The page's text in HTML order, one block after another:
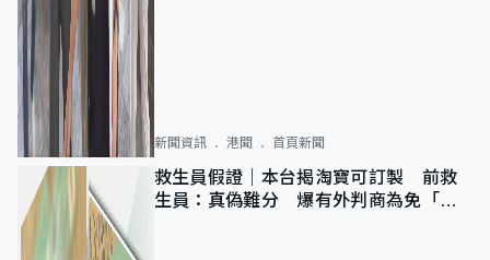
新聞資訊 港聞 首頁新聞
救生員假證｜本台揭淘寶可訂製 前救
生員：真偽難分 爆有外判商為免「封